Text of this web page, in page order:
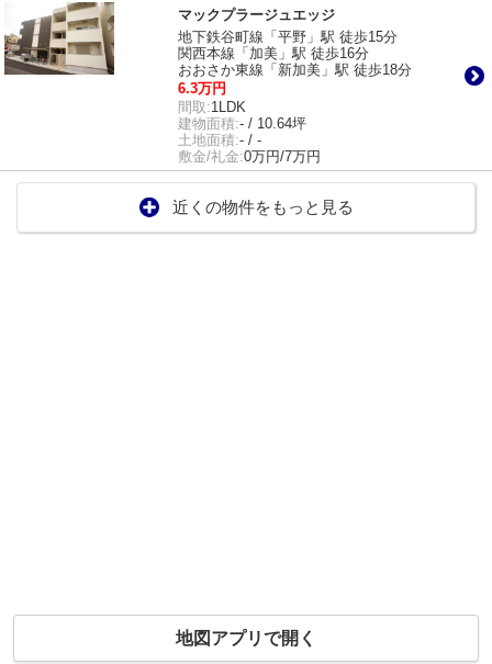
マックプラージュエッジ
地下鉄谷町線「平野」駅 徒歩15分
関西本線「加美」駅 徒歩16分
おおさか東線「新加美」駅 徒歩18分
6.3万円
間取:1LDK
建物面積:- / 10.64坪
土地面積:- / -
敷金/礼金:0万円/7万円
近くの物件をもっと見る
地図アプリで開く